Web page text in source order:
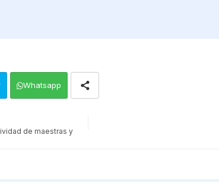
Whatsapp
de maestras y